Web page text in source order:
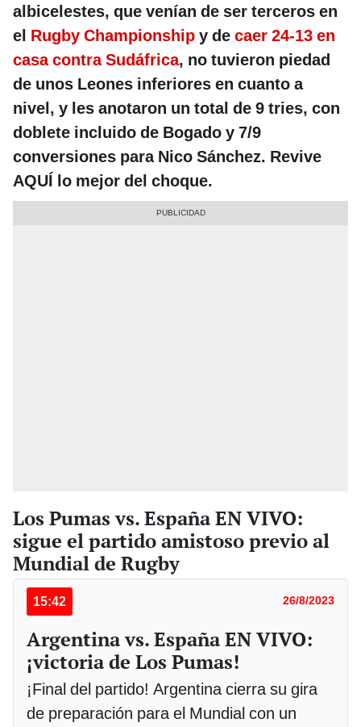
albicelestes, que venían de ser terceros en
el Rugby Championship y de caer 24-13 en
casa contra Sudáfrica, no tuvieron piedad
de unos Leones inferiores en cuanto a
nivel, y les anotaron un total de 9 tries, con
doblete incluido de Bogado y 7/9
conversiones para Nico Sánchez. Revive
AQUÍ lo mejor del choque.
Los Pumas vs. España EN VIVO:
sigue el partido amistoso previo al
Mundial de Rugby
15:42 26/8/2023
Argentina vs. España EN VIVO:
¡victoria de Los Pumas!
¡Final del partido! Argentina cierra su gira
de preparación para el Mundial con un